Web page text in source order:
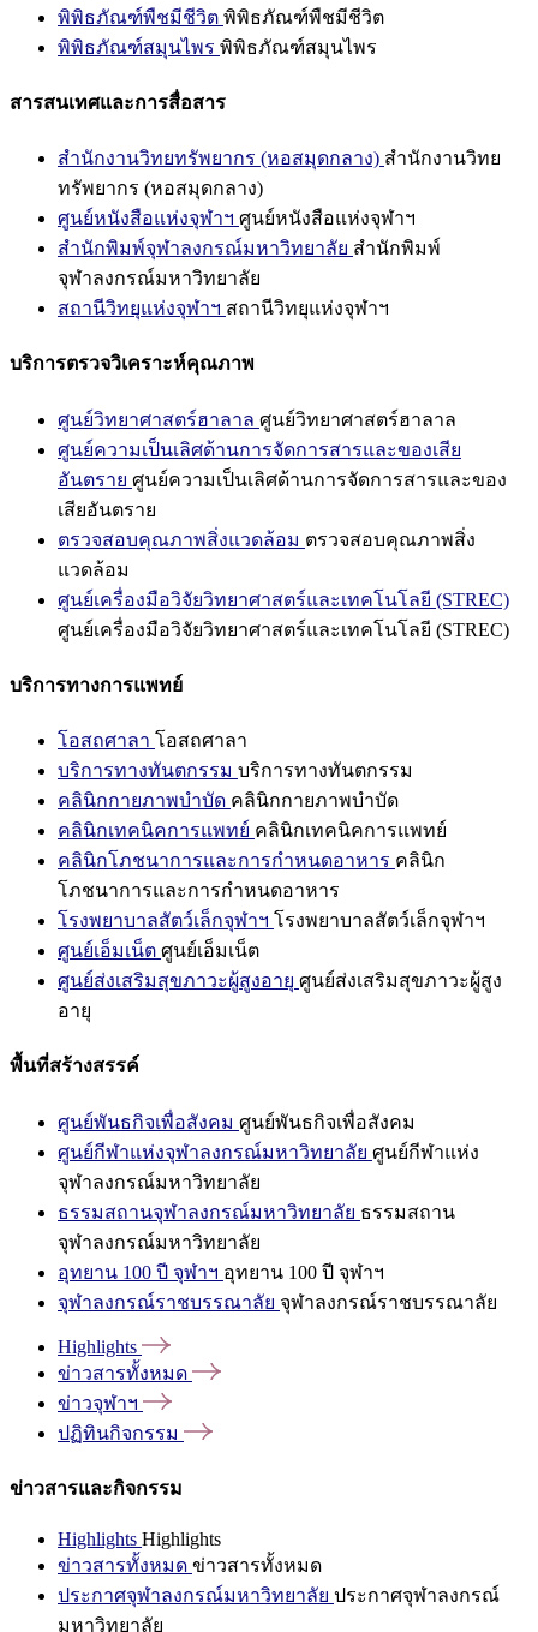
พิพิธภัณฑ์พืชมีชีวิต พิพิธภัณฑ์พืชมีชีวิต
พิพิธภัณฑ์สมุนไพร พิพิธภัณฑ์สมุนไพร
สารสนเทศและการสื่อสาร
สำนักงานวิทยทรัพยากร (หอสมุดกลาง) สำนักงานวิทย
ทรัพยากร (หอสมุดกลาง)
ศูนย์หนังสือแห่งจุฬาฯ ศูนย์หนังสือแห่งจุฬาฯ
สำนักพิมพ์จุฬาลงกรณ์มหาวิทยาลัย สำนักพิมพ์
จุฬาลงกรณ์มหาวิทยาลัย
สถานีวิทยุแห่งจุฬาฯ สถานีวิทยุแห่งจุฬาฯ
บริการตรวจวิเคราะห์คุณภาพ
ศูนย์วิทยาศาสตร์ฮาลาล ศูนย์วิทยาศาสตร์ฮาลาล
ศูนย์ความเป็นเลิศด้านการจัดการสารและของเสีย
อันตราย ศูนย์ความเป็นเลิศด้านการจัดการสารและของ
เสียอันตราย
ตรวจสอบคุณภาพสิ่งแวดล้อม ตรวจสอบคุณภาพสิ่ง
แวดล้อม
ศูนย์เครื่องมือวิจัยวิทยาศาสตร์และเทคโนโลยี (STREC)
ศูนย์เครื่องมือวิจัยวิทยาศาสตร์และเทคโนโลยี (STREC)
บริการทางการแพทย์
โอสถศาลา โอสถศาลา
บริการทางทันตกรรม บริการทางทันตกรรม
คลินิกกายภาพบำบัด คลินิกกายภาพบำบัด
คลินิกเทคนิคการแพทย์ คลินิกเทคนิคการแพทย์
คลินิกโภชนาการและการกำหนดอาหาร คลินิก
โภชนาการและการกำหนดอาหาร
โรงพยาบาลสัตว์เล็กจุฬาฯ โรงพยาบาลสัตว์เล็กจุฬาฯ
ศูนย์เอ็มเน็ต ศูนย์เอ็มเน็ต
ศูนย์ส่งเสริมสุขภาวะผู้สูงอายุ ศูนย์ส่งเสริมสุขภาวะผู้สูง
อายุ
พื้นที่สร้างสรรค์
ศูนย์พันธกิจเพื่อสังคม ศูนย์พันธกิจเพื่อสังคม
ศูนย์กีฬาแห่งจุฬาลงกรณ์มหาวิทยาลัย ศูนย์กีฬาแห่ง
จุฬาลงกรณ์มหาวิทยาลัย
ธรรมสถานจุฬาลงกรณ์มหาวิทยาลัย ธรรมสถาน
จุฬาลงกรณ์มหาวิทยาลัย
อุทยาน 100 ปี จุฬาฯ อุทยาน 100 ปี จุฬาฯ
จุฬาลงกรณ์ราชบรรณาลัย จุฬาลงกรณ์ราชบรรณาลัย
Highlights
ข่าวสารทั้งหมด
ข่าวจุฬาฯ
ปฏิทินกิจกรรม
ข่าวสารและกิจกรรม
Highlights Highlights
ข่าวสารทั้งหมด ข่าวสารทั้งหมด
ประกาศจุฬาลงกรณ์มหาวิทยาลัย ประกาศจุฬาลงกรณ์
มหาวิทยาลัย